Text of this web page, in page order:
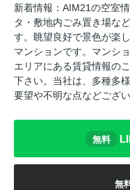
新着情報：AIM21の空室
タ・敷地内ごみ置き場な
す。眺望良好で景色が楽
マンションです。マンシ
エリアにある賃貸情報の
下さい。当社は、多種多
要望や不明な点などござ
無料
無